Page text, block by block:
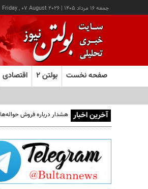
جمعه ۱۶ مرداد ۱۴۰۵ |
Friday , 07 August 2026
صفحه نخست بولتن ۲ اقتصادی
آخرین اخبار هشدار درباره فروش